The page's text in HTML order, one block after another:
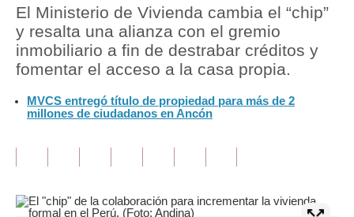
Política
Tu Dinero
Finanzas Personales
Inmobiliarias
Opinión
Editorial
El Ministerio de Vivienda cambia el “chip”
y resalta una alianza con el gremio
inmobiliario a fin de destrabar créditos y
fomentar el acceso a la casa propia.
MVCS entregó título de propiedad para más de 2
millones de ciudadanos en Ancón